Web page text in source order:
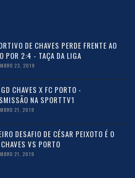
DE CHAVES PERDE FRENTE AO
POR 2:4 - TAÇA DA LIGA
23, 2019
CHAVES X FC PORTO -
NA SPORTTV1
21, 2019
DESAFIO DE CÉSAR PEIXOTO É O
VS PORTO
21, 2019